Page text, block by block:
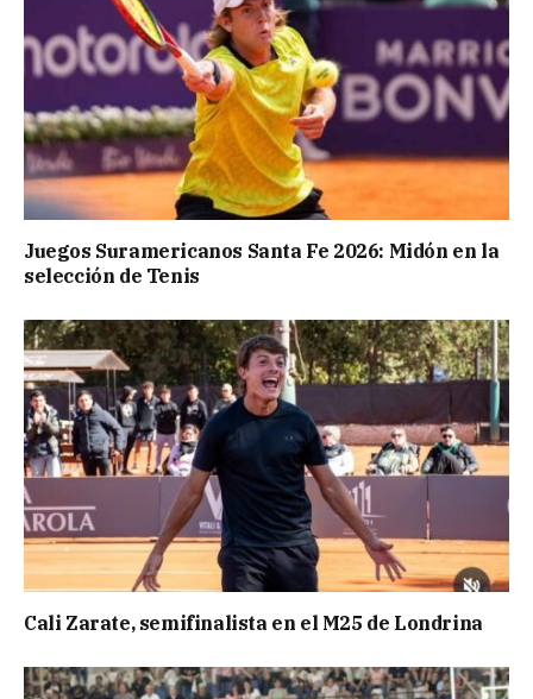
Juegos Suramericanos Santa Fe 2026: Midón en la
selección de Tenis
Cali Zarate, semifinalista en el M25 de Londrina